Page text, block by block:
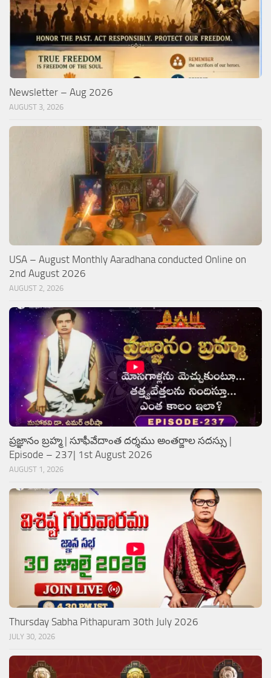
Newsletter – Aug 2026
AUGUST 3, 2026
USA – August Monthly Aaradhana conducted Online on
2nd August 2026
AUGUST 2, 2026
ప్రజ్ఞానం బ్రహ్మ | సూఫీవేదాంత దర్శము అంతర్జాల సదస్సు |
Episode – 237| 1st August 2026
AUGUST 1, 2026
Thursday Sabha Pithapuram 30th July 2026
JULY 30, 2026